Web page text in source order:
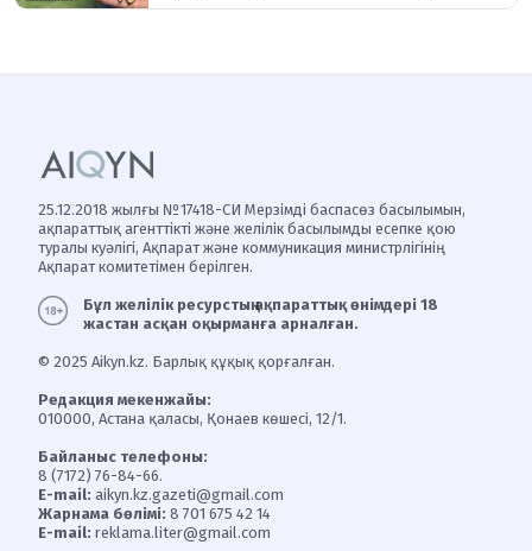
25.12.2018 жылғы №17418-СИ Мерзімді баспасөз басылымын,
ақпараттық агенттікті және желілік басылымды есепке қою
туралы куәлігі, Ақпарат және коммуникация министрлігінің
Ақпарат комитетімен берілген.
Бұл желілік ресурстың ақпараттық өнімдері 18
жастан асқан оқырманға арналған.
© 2025 Aikyn.kz. Барлық құқық қорғалған.
Редакция мекенжайы:
010000, Астана қаласы, Қонаев көшесі, 12/1.
Байланыс телефоны:
8 (7172) 76-84-66.
E-mail: aikyn.kz.gazeti@gmail.com
Жарнама бөлімі: 8 701 675 42 14
E-mail: reklama.liter@gmail.com